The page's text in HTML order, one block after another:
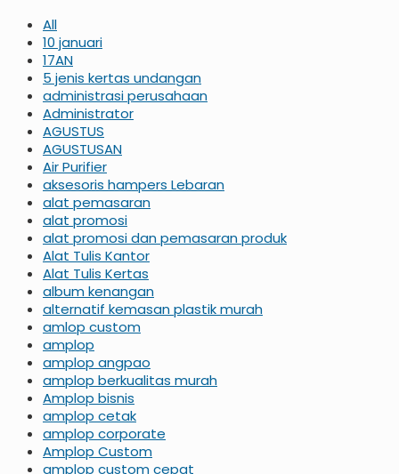
All
10 januari
17AN
5 jenis kertas undangan
administrasi perusahaan
Administrator
AGUSTUS
AGUSTUSAN
Air Purifier
aksesoris hampers Lebaran
alat pemasaran
alat promosi
alat promosi dan pemasaran produk
Alat Tulis Kantor
Alat Tulis Kertas
album kenangan
alternatif kemasan plastik murah
amlop custom
amplop
amplop angpao
amplop berkualitas murah
Amplop bisnis
amplop cetak
amplop corporate
Amplop Custom
amplop custom cepat